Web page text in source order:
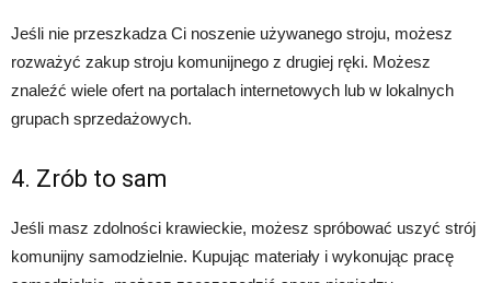
Jeśli nie przeszkadza Ci noszenie używanego stroju, możesz
rozważyć zakup stroju komunijnego z drugiej ręki. Możesz
znaleźć wiele ofert na portalach internetowych lub w lokalnych
grupach sprzedażowych.
4. Zrób to sam
Jeśli masz zdolności krawieckie, możesz spróbować uszyć strój
komunijny samodzielnie. Kupując materiały i wykonując pracę